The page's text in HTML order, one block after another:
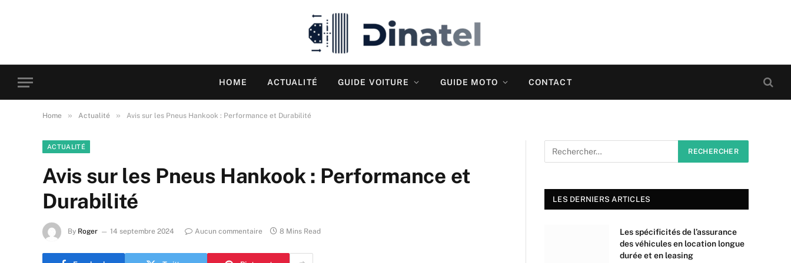
HOME ACTUALITÉ GUIDE VOITURE GUIDE MOTO CONTACT
Home » Actualité » Avis sur les Pneus Hankook : Performance et Durabilité
ACTUALITÉ
Avis sur les Pneus Hankook : Performance et
Durabilité
By Roger 14 septembre 2024 Aucun commentaire 8 Mins Read
LES DERNIERS ARTICLES
Les spécificités de l’assurance
des véhicules en location longue
durée et en leasing